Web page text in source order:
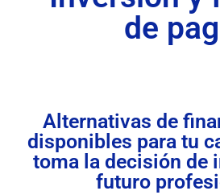
de
Alternativas de
disponibles para tu
toma la decisión de
futuro